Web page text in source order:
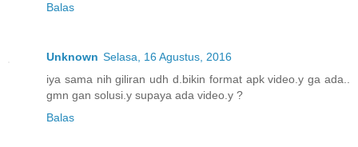
Balas
Unknown Selasa, 16 Agustus, 2016
iya sama nih giliran udh d.bikin format apk video.y ga ada..
gmn gan solusi.y supaya ada video.y ?
Balas